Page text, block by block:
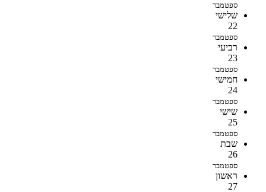
ספטמבר
שלישי
22
ספטמבר
רביעי
23
ספטמבר
חמישי
24
ספטמבר
שישי
25
ספטמבר
שבת
26
ספטמבר
ראשון
27